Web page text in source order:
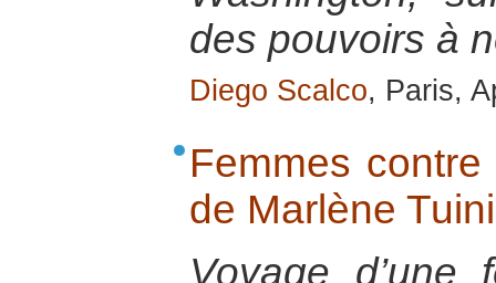
des pouvoirs à
Diego Scalco, Paris,
Femmes
de Marlène
Voyage d’une